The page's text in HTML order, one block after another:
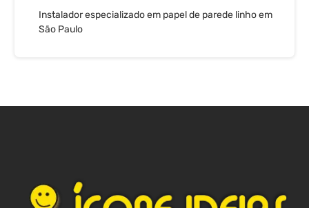
Instalador especializado em papel de parede linho em
São Paulo